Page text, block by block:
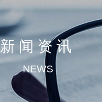
新闻资讯
NEWS